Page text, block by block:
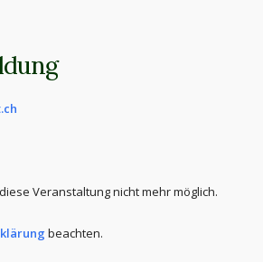
Veranstaltung nicht mehr möglich.
beachten.